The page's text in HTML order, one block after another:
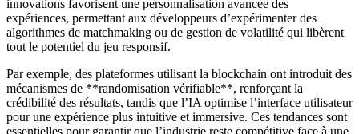
innovations favorisent une personnalisation avancée des
expériences, permettant aux développeurs d’expérimenter des
algorithmes de matchmaking ou de gestion de volatilité qui libèrent
tout le potentiel du jeu responsif.
Par exemple, des plateformes utilisant la blockchain ont introduit des
mécanismes de **randomisation vérifiable**, renforçant la
crédibilité des résultats, tandis que l’IA optimise l’interface utilisateur
pour une expérience plus intuitive et immersive. Ces tendances sont
essentielles pour garantir que l’industrie reste compétitive face à une